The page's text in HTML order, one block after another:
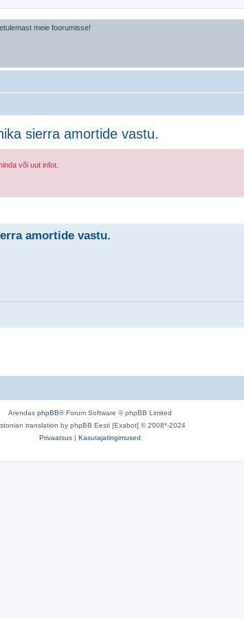
meie foorumisse!
sierra amortide vastu.
või uut infot.
amortide vastu.
Arendas phpBB® Forum Software © phpBB Limited
translation by phpBB Eesti [Exabot] © 2008*-2024
Privaatsus | Kasutajatingimused